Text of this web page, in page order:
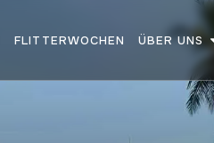
FLITTERWOCHEN ÜBER UNS